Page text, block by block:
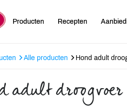
Producten Recepten
Alle producten Hond adult
adult